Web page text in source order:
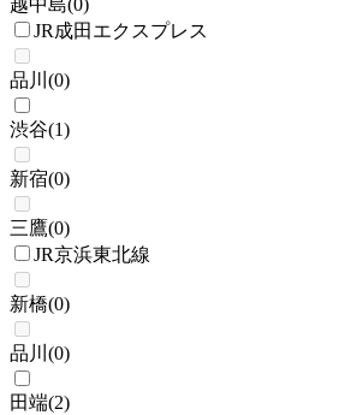
越中島(0)
JR成田エクスプレス
品川 (0)
渋谷(1)
新宿(0)
三鷹(0)
JR京浜東北線
新橋(0)
品川 (0)
田端(2)